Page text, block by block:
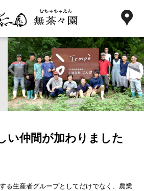
い仲間が加わりました
る生産者グループとしてだけでなく、農業